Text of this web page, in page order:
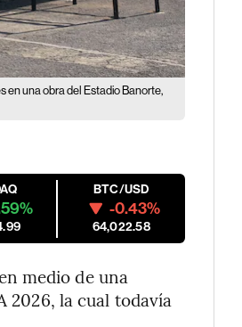
en una obra del Estadio Banorte,
BTC/USD
-0.43%
64,022.58
medio de una
2026, la cual todavía